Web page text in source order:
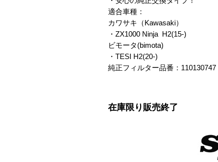
適合車種：
カワサキ（Kawasaki）
・ZX1000 Ninja  H2(15-)
ビモータ(bimota)
・TESI H2(20-)
純正フィルター品番：
在庫限り販売終了